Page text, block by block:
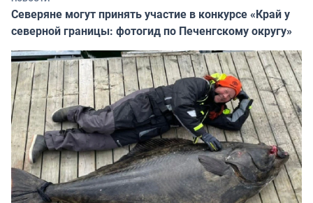
Северяне могут принять участие в конкурсе «Край у
северной границы: фотогид по Печенгскому округу»